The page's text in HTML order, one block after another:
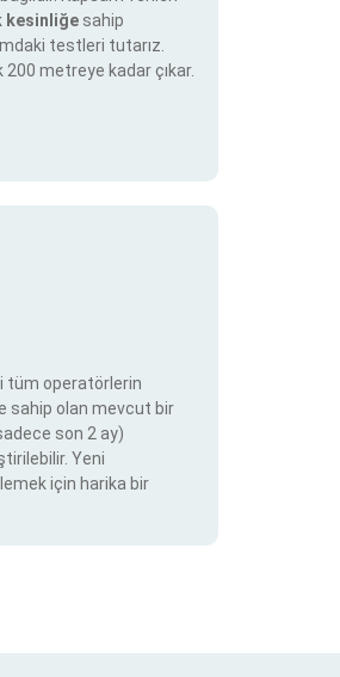
kesinliğe sahip
testleri tutarız.
metreye kadar çıkar.
tüm operatörlerin
sahip olan mevcut bir
son 2 ay)
Yeni
için harika bir